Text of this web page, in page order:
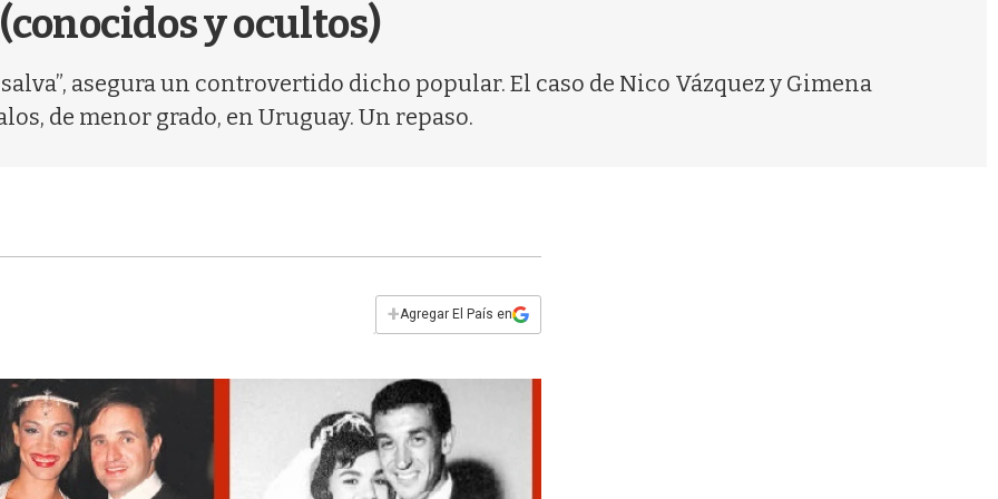
y ocultos)
asegura un controvertido dicho popular. El caso de Nico Vázquez y Gimena
de menor grado, en Uruguay. Un repaso.
+Agregar El País en